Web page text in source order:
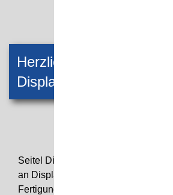
Herzlich willkommen bei
Display
Seitel Display verwirklicht jede
an Displays stellen. Als
Fertigungswerk für hochwertige